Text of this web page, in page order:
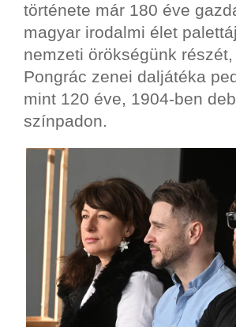
története már 180 éve
magyar irodalmi élet
nemzeti örökségünk
Pongrác zenei daljátéka
mint 120 éve, 1904-ben
színpadon.